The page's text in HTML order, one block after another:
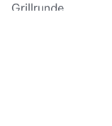
Grillrunde.
Der Drehspiess